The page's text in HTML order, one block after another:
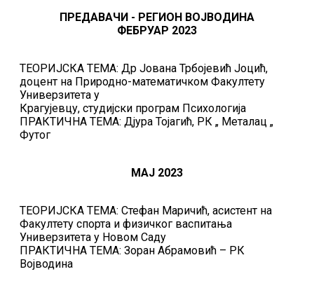
ПРЕДАВАЧИ - РЕГИОН ВОЈВОДИНА
ФЕБРУАР 2023
ТЕОРИЈСКА ТЕМА: Др Јована Трбојевић Јоцић,
доцент на Природно-математичком Факултету
Универзитета у
Крагујевцу, студијски програм Психологија
ПРАКТИЧНА ТЕМА: Дјура Тојагић, РК „ Металац „
Футог
МАЈ 2023
ТЕОРИЈСКА ТЕМА: Стефан Маричић, асистент на
Факултету спорта и физичког васпитања
Универзитета у Новом Саду
ПРАКТИЧНА ТЕМА: Зоран Абрамовић – РК
Војводина